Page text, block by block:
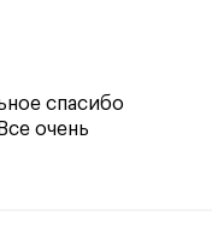
спасибо
очень